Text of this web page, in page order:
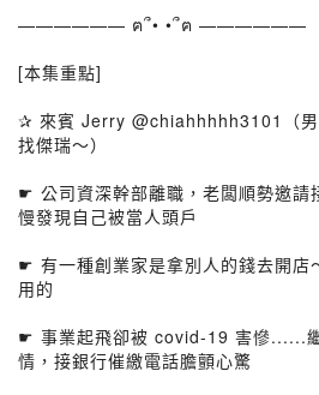
—————— ฅ՞• •՞ฅ ——————
[本集重點]
✰ 來賓 Jerry @chiahhhhh3101（男
找傑瑞～）
☛ 公司資深幹部離職，老闆順勢邀請
慢發現自己被當人頭戶
☛ 有一種創業家是拿別人的錢去開店
用的
☛ 事業起飛卻被 covid-19 害慘......
情，接銀行催繳電話膽顫心驚